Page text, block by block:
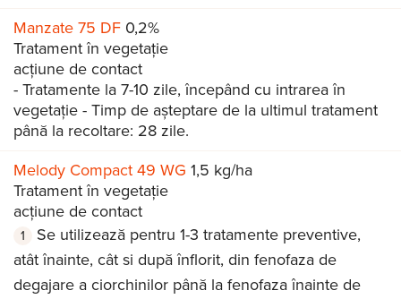
Manzate 75 DF 0,2%
Tratament în vegetație
acțiune de contact
- Tratamente la 7-10 zile, începând cu intrarea în
vegetație - Timp de așteptare de la ultimul tratament
până la recoltare: 28 zile.
Melody Compact 49 WG 1,5 kg/ha
Tratament în vegetație
acțiune de contact
Se utilizează pentru 1-3 tratamente preventive,
atât înainte, cât si după înflorit, din fenofaza de
degajare a ciorchinilor până la fenofaza înainte de